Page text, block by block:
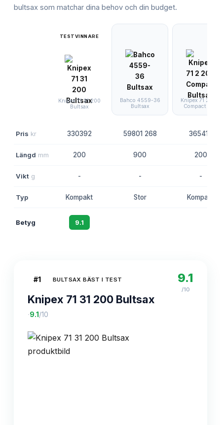
bultsax som matchar dina behov och din budget.
TESTVINNARE
Knipex 71 31 200
Bultsax
Bahco 4559-36
Bultsax
Knipex 71 2 200
Compact Bult
Pris kr 330392 59801 268 365413
Längd mm 200 900 200
Vikt g - - -
Typ Kompakt Stor Kompakt
Betyg 9.1
#1 BULTSAX BÄST I TEST
Knipex 71 31 200 Bultsax
·9.1 /10
9.1
/10